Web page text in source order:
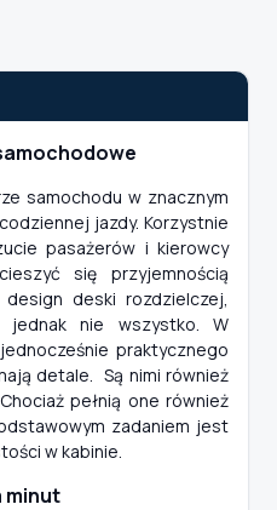
samochodu w znacznym
jazdy. Korzystnie
pasażerów i kierowcy
się przyjemnością
deski rozdzielczej,
nie wszystko. W
praktycznego
detale. Są nimi również
pełnią one również
zadaniem jest
w kabinie.
minut